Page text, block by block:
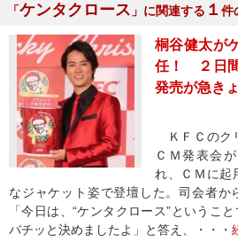
「ケンタクロース 」に関連する １ 件
桐谷健太が
任！ ２日間
発売が急き
ＫＦＣのク
ＣＭ発表会
れ、ＣＭに起
なジャケット姿で登壇した。司会者か
「今日は、“ケンタクロース”というこ
バチッと決めましたよ」と答え、・・・